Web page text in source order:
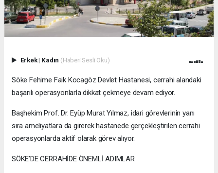
Erkek| Kadın (Haberi Sesli Oku)
Söke Fehime Faik Kocagöz Devlet Hastanesi, cerrahi alandaki
başarılı operasyonlarla dikkat çekmeye devam ediyor.
Başhekim Prof. Dr. Eyüp Murat Yılmaz, idari görevlerinin yanı
sıra ameliyatlara da girerek hastanede gerçekleştirilen cerrahi
operasyonlarda aktif olarak görev alıyor.
SÖKE’DE CERRAHİDE ÖNEMLİ ADIMLAR